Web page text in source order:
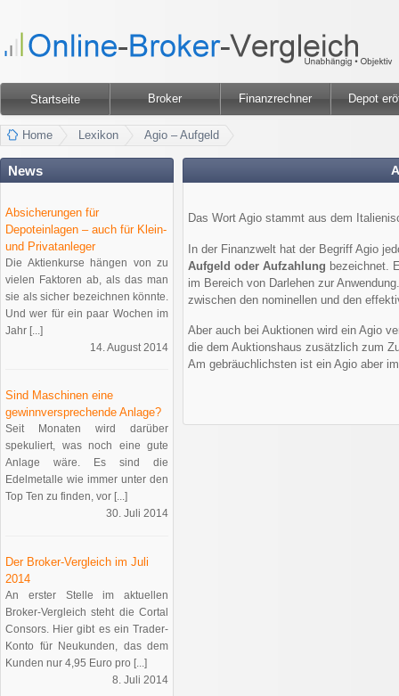
Startseite Broker Finanzrechner Depot
Home Lexikon Agio – Aufgeld
News
Absicherungen für
Depoteinlagen – auch für Klein-
und Privatanleger
Die Aktienkurse hängen von zu
vielen Faktoren ab, als das man
sie als sicher bezeichnen könnte.
Und wer für ein paar Wochen im
Jahr [...]
14. August 2014
Sind Maschinen eine
gewinnversprechende Anlage?
Seit Monaten wird darüber
spekuliert, was noch eine gute
Anlage wäre. Es sind die
Edelmetalle wie immer unter den
Top Ten zu finden, vor [...]
30. Juli 2014
Der Broker-Vergleich im Juli
2014
An erster Stelle im aktuellen
Broker-Vergleich steht die Cortal
Consors. Hier gibt es ein Trader-
Konto für Neukunden, das dem
Kunden nur 4,95 Euro pro [...]
8. Juli 2014
Das Wort Agio stammt aus dem
In der Finanzwelt hat der Begriff Agio
Aufgeld oder Aufzahlung bezeichnet.
im Bereich von Darlehen zur
zwischen den nominellen und den
Aber auch bei Auktionen wird ein Agio
die dem Auktionshaus zusätzlich zum
Am gebräuchlichsten ist ein Agio aber